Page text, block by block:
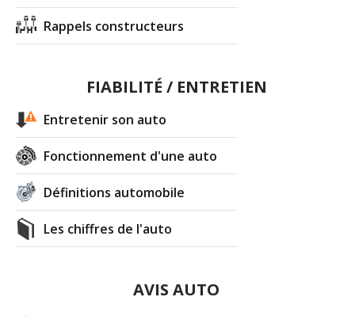
Rappels constructeurs
FIABILITÉ / ENTRETIEN
Entretenir son auto
Fonctionnement d'une auto
Définitions automobile
Les chiffres de l'auto
AVIS AUTO